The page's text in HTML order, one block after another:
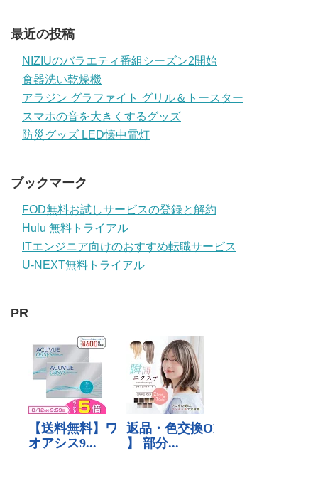
最近の投稿
NIZIUのバラエティ番組シーズン2開始
食器洗い乾燥機
アラジン グラファイト グリル＆トースター
スマホの音を大きくするグッズ
防災グッズ LED懐中電灯
ブックマーク
FOD無料お試しサービスの登録と解約
Hulu 無料トライアル
ITエンジニア向けのおすすめ転職サービス
U-NEXT無料トライアル
PR